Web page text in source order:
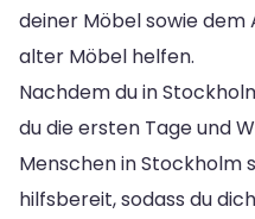
deiner Möbel sowie dem
alter Möbel helfen.
Nachdem du in
du die ersten Tage und
Menschen in Stockholm
hilfsbereit, sodass du